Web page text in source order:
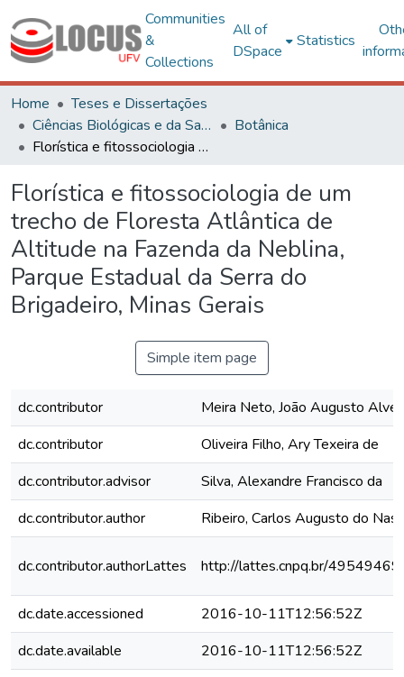
Communities
&
Collections
All of
DSpace
Statistics
Home
Teses e Dissertações
Ciências Biológicas e da Saúde
Botânica
Florística e fitossociologia de um trecho de Floresta Atlântica de Altitude na Fazenda da Neblina, Parque Estadual da Serra do Brigadeiro, Minas Gerais
Florística e fitossociologia de um
trecho de Floresta Atlântica de
Altitude na Fazenda da Neblina,
Parque Estadual da Serra do
Brigadeiro, Minas Gerais
Simple item page
dc.contributor
Meira Neto, João Augusto Alves
dc.contributor
Oliveira Filho, Ary Texeira de
dc.contributor.advisor
Silva, Alexandre Francisco da
dc.contributor.author
Ribeiro, Carlos Augusto do
dc.contributor.authorLattes http://lattes.cnpq.br/
dc.date.accessioned
2016-10-11T12:56:52Z
dc.date.available
2016-10-11T12:56:52Z